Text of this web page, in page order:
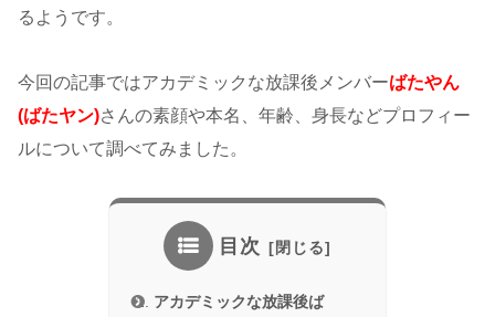
るようです。
今回の記事ではアカデミックな放課後メンバーばたやん
(ばたヤン)さんの素顔や本名、年齢、身長などプロフィー
ルについて調べてみました。
目次
アカデミックな放課後ば